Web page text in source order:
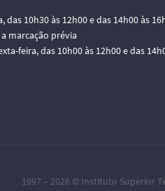
das 10h30 às 12h00 e das 14h00 às
marcação prévia
feira, das 10h00 às 12h00 e das
1997 – 2026 © Instituto Superior